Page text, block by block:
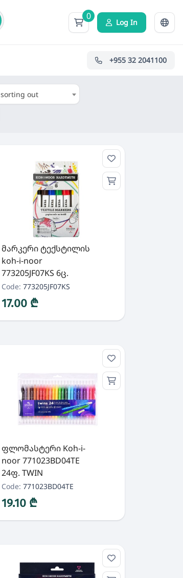
0
Log In
+955 32 2041100
sorting out
მარკერი ტექსტილის
koh-i-noor
773205JF07KS 6ც.
Code: 773205JF07KS
17.00 ₾
ფლომასტერი Koh-i-
noor 771023BD04TE
24ფ. TWIN
Code: 771023BD04TE
19.10 ₾